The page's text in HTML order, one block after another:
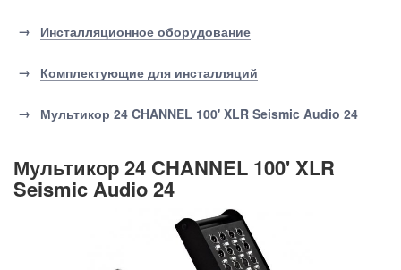
Инсталляционное оборудование
Комплектующие для инсталляций
Мультикор 24 CHANNEL 100' XLR Seismic Audio 24
Мультикор 24 CHANNEL 100' XLR
Seismic Audio 24